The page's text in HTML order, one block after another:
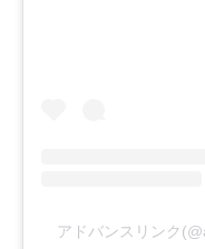
アドバンスリンク